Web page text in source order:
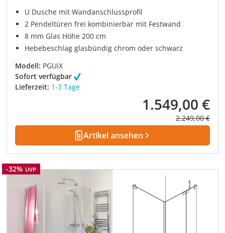
U Dusche mit Wandanschlussprofil
2 Pendeltüren frei kombinierbar mit Festwand
8 mm Glas Höhe 200 cm
Hebebeschlag glasbündig chrom oder schwarz
Modell: PGUiX
Sofort verfügbar
Lieferzeit: 1-3 Tage
Verkaufspreis:
1.549,00 €
Regulärer
2.249,00 €
Artikel ansehen
Rabatt
-32% UVP